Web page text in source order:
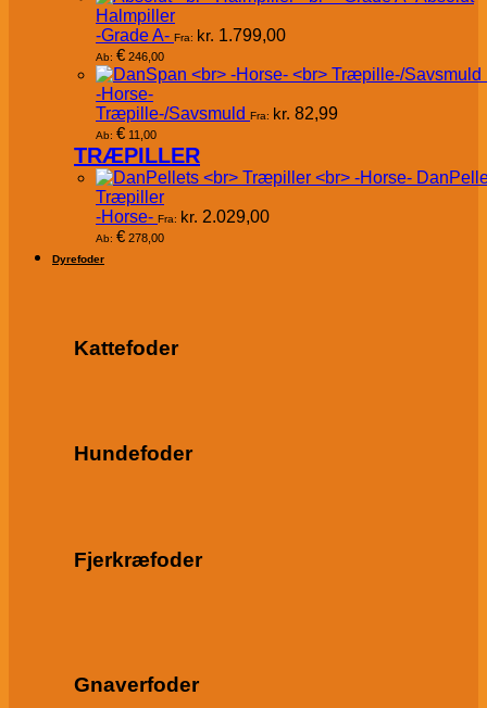
Halmpiller
-Grade A- Fra: kr. 1.799,00
Ab: € 246,00
-Horse-
Træpille-/Savsmuld Fra: kr. 82,99
Ab: € 11,00
TRÆPILLER
Træpiller
-Horse- Fra: kr. 2.029,00
Ab: € 278,00
Dyrefoder
Kattefoder
Hundefoder
Fjerkræfoder
Gnaverfoder